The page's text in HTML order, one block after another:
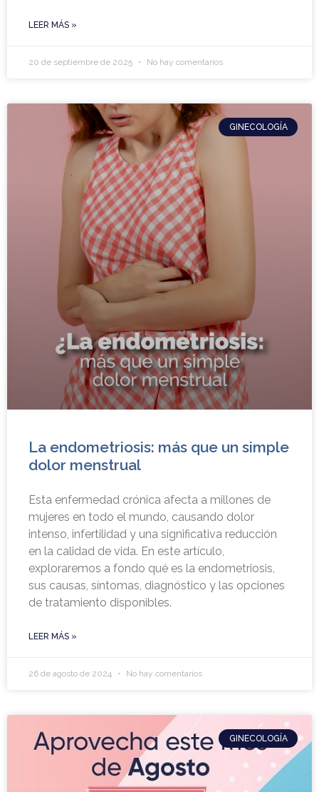
LEER MÁS »
20 de septiembre de 2025 No hay comentarios
GINECOLOGÍA
La endometriosis: más que un simple
dolor menstrual
Esta enfermedad crónica afecta a millones de
mujeres en todo el mundo, causando dolor
intenso, infertilidad y una significativa reducción
en la calidad de vida. En este artículo,
exploraremos a fondo qué es la endometriosis,
sus causas, síntomas, diagnóstico y las opciones
de tratamiento disponibles.
LEER MÁS »
26 de agosto de 2024 No hay comentarios
GINECOLOGÍA